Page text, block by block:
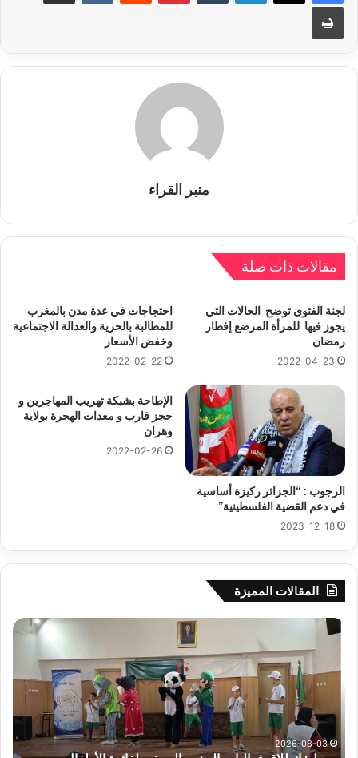
طباعة
منبر القراء
مقالات ذات صلة
لجنة الفتوى توضح الحالات التي
يجوز فيها للمرأة المرضع إفطار
رمضان
2022-04-23
احتجاجات في عدة مدن بالمغرب
للمطالبة بالحرية والعدالة الاجتماعية
وخفض الأسعار
2022-02-22
الرجوب : “الجزائر ركيزة أساسية
في دعم القضية الفلسطينية”
2023-12-18
الإطاحة بشبكة تهريب المهاجرين و
حجز قارب و معدات الهجرة بولاية
وهران
2022-02-26
المقالات المميزة
جيجل:
المخيم
لفائدة
الأطفال
المصابين
2026-08-03